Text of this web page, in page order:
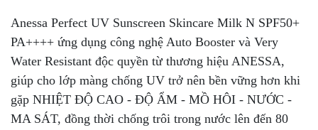
Anessa Perfect UV Sunscreen Skincare Milk N SPF50+
PA++++ ứng dụng công nghệ Auto Booster và Very
Water Resistant độc quyền từ thương hiệu ANESSA,
giúp cho lớp màng chống UV trở nên bền vững hơn khi
gặp NHIỆT ĐỘ CAO - ĐỘ ẨM - MỒ HÔI - NƯỚC -
MA SÁT, đồng thời chống trôi trong nước lên đến 80